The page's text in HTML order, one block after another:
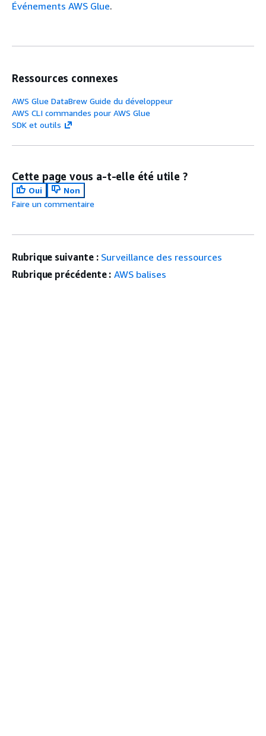
Événements AWS Glue.
Ressources connexes
AWS Glue DataBrew Guide du développeur
AWS CLI commandes pour AWS Glue
SDK et outils
Cette page vous a-t-elle été utile ?
Oui
Non
Faire un commentaire
Rubrique suivante : Surveillance des ressources
Rubrique précédente : AWS balises